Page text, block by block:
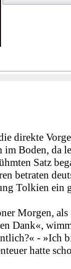
direkte
im Boden, da
Satz
betraten
Tolkien ein
Morgen,
Dank«,
- »Ich
hatte